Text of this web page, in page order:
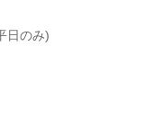
日のみ)